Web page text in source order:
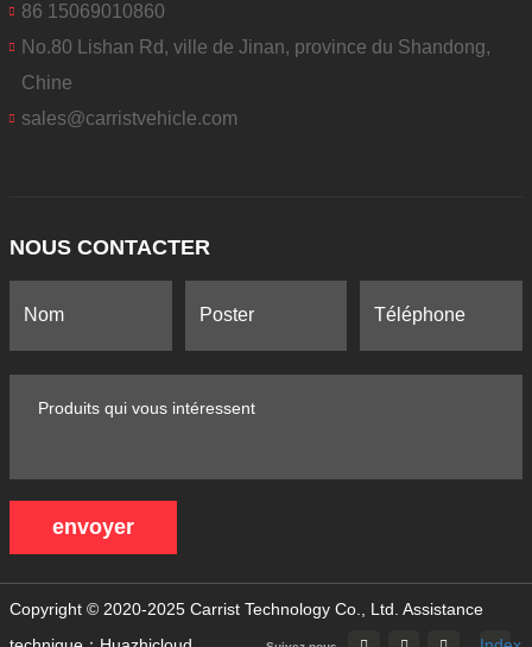
86 15069010860
No.80 Lishan Rd, ville de Jinan, province du Shandong,
Chine
sales@carristvehicle.com
NOUS CONTACTER
envoyer
Copyright © 2020-2025 Carrist Technology Co., Ltd. Assistance